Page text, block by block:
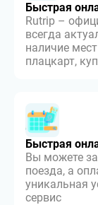
Быстрая
Rutrip –
всегда
наличие
плацкарт,
Быстрая
Вы можете
поезда, а
уникальная
сервис